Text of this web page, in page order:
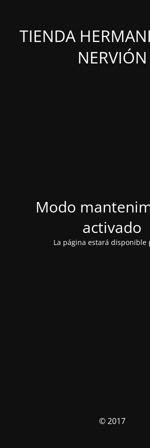
TIENDA
NERVIÓN
Modo
activado
La página estará disponible
© 2017